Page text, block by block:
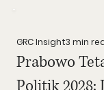
Prabowo
GRC Insight3 min